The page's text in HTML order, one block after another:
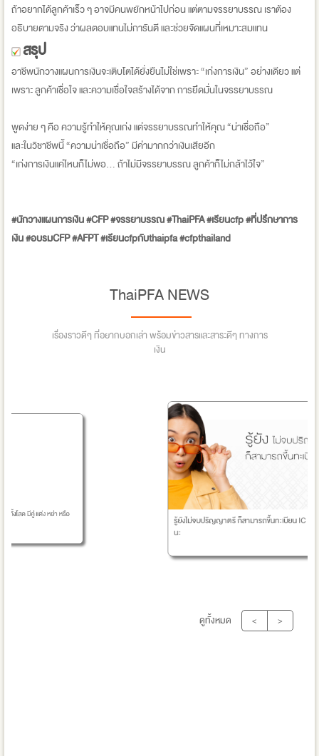
ถ้าอยากได้ลูกค้าเร็ว ๆ อาจมีคนพยักหน้าไปก่อน แต่ตามจรรยาบรรณ เราต้อง
อธิบายตามจริง ว่าผลตอบแทนไม่การันตี และช่วยจัดแผนที่เหมาะสมแทน
สรุป
อาชีพนักวางแผนการเงินจะเติบโตได้ยั่งยืนไม่ใช่เพราะ “เก่งการเงิน” อย่างเดียว แต่
เพราะ ลูกค้าเชื่อใจ และความเชื่อใจสร้างได้จาก การยึดมั่นในจรรยาบรรณ
พูดง่าย ๆ คือ ความรู้ทำให้คุณเก่ง แต่จรรยาบรรณทำให้คุณ “น่าเชื่อถือ”
และในวิชาชีพนี้ “ความน่าเชื่อถือ” มีค่ามากกว่าเงินเสียอีก
“เก่งการเงินแค่ไหนก็ไม่พอ… ถ้าไม่มีจรรยาบรรณ ลูกค้าก็ไม่กล้าไว้ใจ”
#นักวางแผนการเงิน #CFP #จรรยาบรรณ #ThaiPFA #เรียนcfp #ที่ปรึกษาการ
เงิน #อบรมCFP #AFPT #เรียนcfpกับthaipfa #cfpthailand
ThaiPFA NEWS
เรื่องราวดีๆ ที่อยากบอกเล่า พร้อมข่าวสารและสาระดีๆ ทางการ
เงิน
มีคู่ แต่ง หย่า หรือ
รู้ยังไม่จบปริญญาตรี ก็สามารถขึ้นทะเบียน IC และ IP ได้แล้ว
ดูทั้งหมด < >